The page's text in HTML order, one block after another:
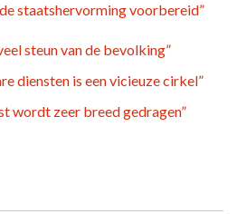
staatshervorming voorbereid”
steun van de bevolking”
diensten is een vicieuze cirkel”
wordt zeer breed gedragen”